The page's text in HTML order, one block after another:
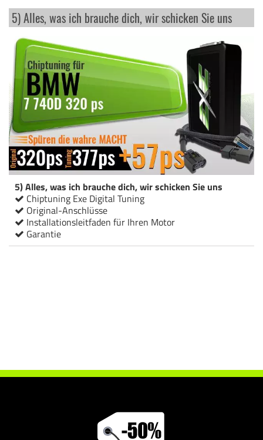
5) Alles, was ich brauche dich, wir schicken Sie uns
5) Alles, was ich brauche dich, wir schicken Sie uns
Chiptuning Exe Digital Tuning
Original-Anschlüsse
Installationsleitfaden für Ihren Motor
Garantie